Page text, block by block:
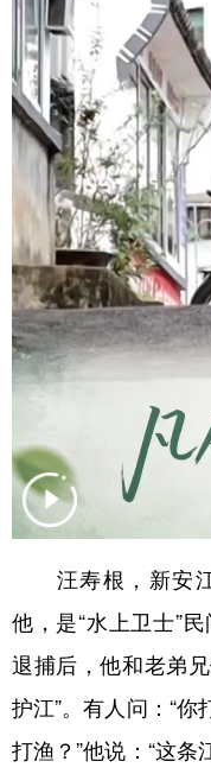
汪寿根，新安江
他，是“水上卫士”
退捕后，他和老弟
护江”。有人问：“
打渔？”他说：“这